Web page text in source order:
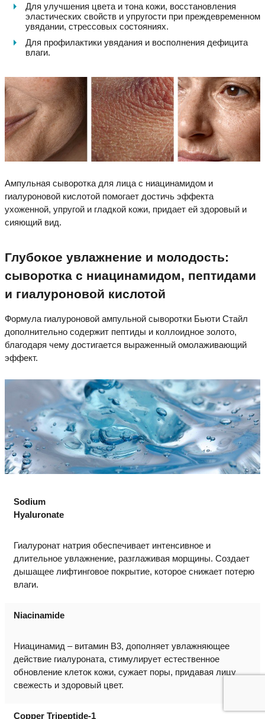
Для улучшения цвета и тона кожи, восстановления
эластических свойств и упругости при преждевременном
увядании, стрессовых состояниях.
Для профилактики увядания и восполнения дефицита
влаги.
Ампульная сыворотка для лица с ниацинамидом и
гиалуроновой кислотой помогает достичь эффекта
ухоженной, упругой и гладкой кожи, придает ей здоровый и
сияющий вид.
Глубокое увлажнение и молодость:
сыворотка с ниацинамидом, пептидами
и гиалуроновой кислотой
Формула гиалуроновой ампульной сыворотки Бьюти Стайл
дополнительно содержит пептиды и коллоидное золото,
благодаря чему достигается выраженный омолаживающий
эффект.
Sodium
Hyaluronate
Гиалуронат натрия обеспечивает интенсивное и
длительное увлажнение, разглаживая морщины. Создает
дышащее лифтинговое покрытие, которое снижает потерю
влаги.
Niacinamide
Ниацинамид – витамин В3, дополняет увлажняющее
действие гиалуроната, стимулирует естественное
обновление клеток кожи, сужает поры, придавая лицу
свежесть и здоровый цвет.
Copper Tripeptide-1